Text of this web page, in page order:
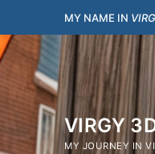
contenuto
MY NAME IN
VIRGY
MY JOURNEY IN